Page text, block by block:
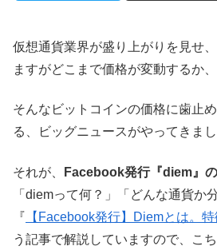
仮想通貨業界が盛り上がりを見せ
ますがどこまで価格が変動するか
そんなビットコインの価格に歯止
る、ビッグニュースがやってきまし
それが、 Facebook発行『diem』
「diemって何？」「どんな通貨か
『 【Facebook発行】Diemとは。
う記事で解説していますので、こ